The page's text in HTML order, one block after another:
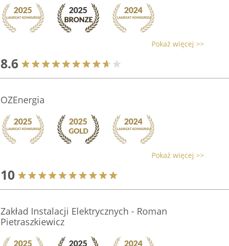
Pokaż więcej >>
8.6
OZEnergia
Pokaż więcej >>
10
Zakład Instalacji Elektrycznych - Roman
Pietraszkiewicz